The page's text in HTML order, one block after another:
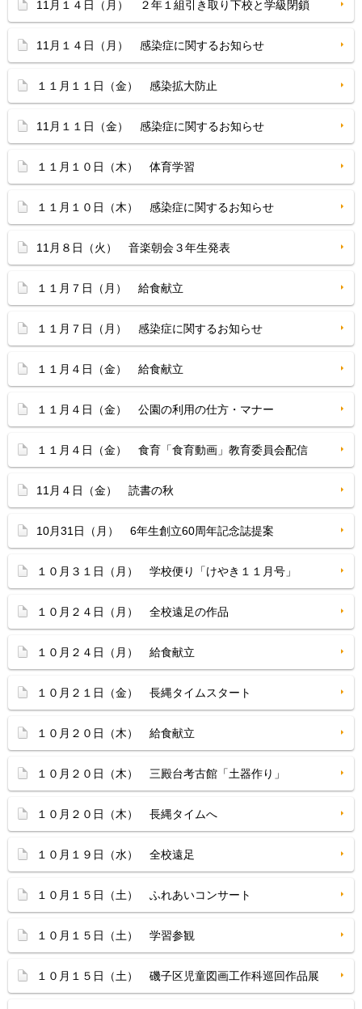
11月１４日（月） ２年１組引き取り下校と学級閉鎖
11月１４日（月） 感染症に関するお知らせ
１１月１１日（金） 感染拡大防止
11月１１日（金） 感染症に関するお知らせ
１１月１０日（木） 体育学習
１１月１０日（木） 感染症に関するお知らせ
11月８日（火） 音楽朝会３年生発表
１１月７日（月） 給食献立
１１月７日（月） 感染症に関するお知らせ
１１月４日（金） 給食献立
１１月４日（金） 公園の利用の仕方・マナー
１１月４日（金） 食育「食育動画」教育委員会配信
11月４日（金） 読書の秋
10月31日（月） 6年生創立60周年記念誌提案
１０月３１日（月） 学校便り「けやき１１月号」
１０月２４日（月） 全校遠足の作品
１０月２４日（月） 給食献立
１０月２１日（金） 長縄タイムスタート
１０月２０日（木） 給食献立
１０月２０日（木） 三殿台考古館「土器作り」
１０月２０日（木） 長縄タイムへ
１０月１９日（水） 全校遠足
１０月１５日（土） ふれあいコンサート
１０月１５日（土） 学習参観
１０月１５日（土） 磯子区児童図画工作科巡回作品展